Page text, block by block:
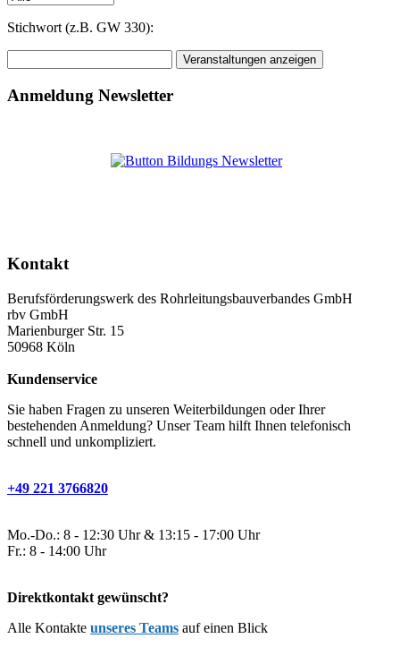
Stichwort (z.B. GW 330):
Anmeldung Newsletter
Kontakt
Berufsförderungswerk des Rohrleitungsbauverbandes GmbH
rbv GmbH
Marienburger Str. 15
50968 Köln
Kundenservice
Sie haben Fragen zu unseren Weiterbildungen oder Ihrer
bestehenden Anmeldung? Unser Team hilft Ihnen telefonisch
schnell und unkompliziert.
+49 221 3766820
Mo.-Do.: 8 - 12:30 Uhr & 13:15 - 17:00 Uhr
Fr.: 8 - 14:00 Uhr
Direktkontakt gewünscht?
Alle Kontakte unseres Teams auf einen Blick